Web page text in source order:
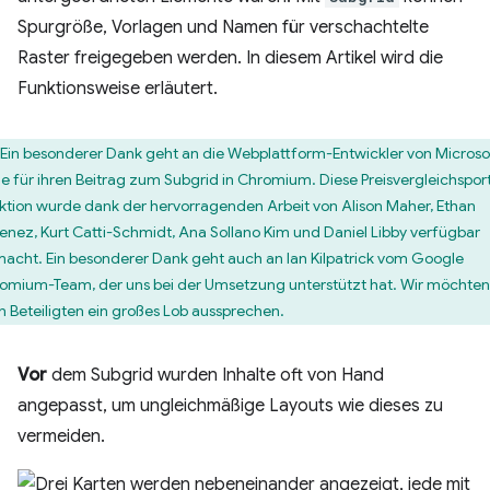
Spurgröße, Vorlagen und Namen für verschachtelte
Raster freigegeben werden. In diesem Artikel wird die
Funktionsweise erläutert.
Ein besonderer Dank geht an die Webplattform-Entwickler von
für ihren Beitrag zum Subgrid in Chromium. Diese
wurde dank der hervorragenden Arbeit von Alison Maher, Ethan
Kurt Catti-Schmidt, Ana Sollano Kim und Daniel Libby verfügbar
Ein besonderer Dank geht auch an Ian Kilpatrick vom Google
Team, der uns bei der Umsetzung unterstützt hat. Wir möchten
Beteiligten ein großes Lob aussprechen.
Vor dem Subgrid wurden Inhalte oft von Hand
angepasst, um ungleichmäßige Layouts wie dieses zu
vermeiden.